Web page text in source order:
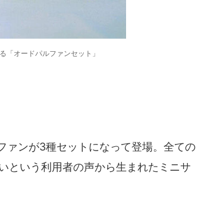
「オードパルファンセット」
ンが3種セットになって登場。全ての
という利用者の声から生まれたミニサ